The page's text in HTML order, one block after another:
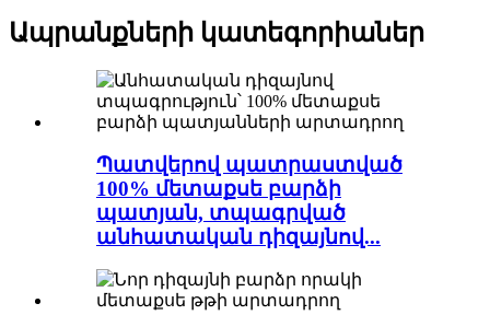
Ապրանքների կատեգորիաներ
Պատվերով պատրաստված
100% մետաքսե բարձի
պատյան, տպագրված
անհատական ​​դիզայնով...